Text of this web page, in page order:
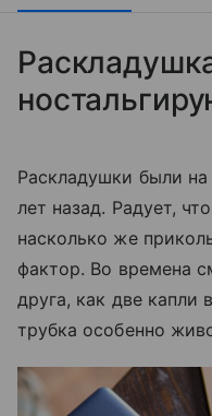
Раскладушки были на
лет назад. Радует,
насколько же
фактор. Во времена
друга, как две капли
трубка особенно